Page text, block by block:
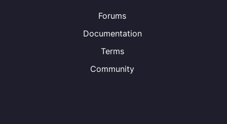
Forums
Documentation
Terms
Community